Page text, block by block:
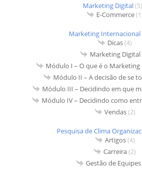
Marketing Digital(5)
E-Commerce
Marketing Internacional
Dicas(4)
Marketing Digital
Módulo I – O que é o
Módulo II – A decisão de se
Módulo III – Decidindo em que
Módulo IV – Decidindo como
Vendas(2)
Pesquisa de Clima
Artigos(4)
Carreira(2)
Gestão de Equipes